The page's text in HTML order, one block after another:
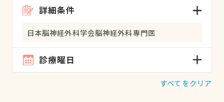
詳細条件
日本脳神経外科学会脳神経外科専門医
診療曜日
すべてをクリア